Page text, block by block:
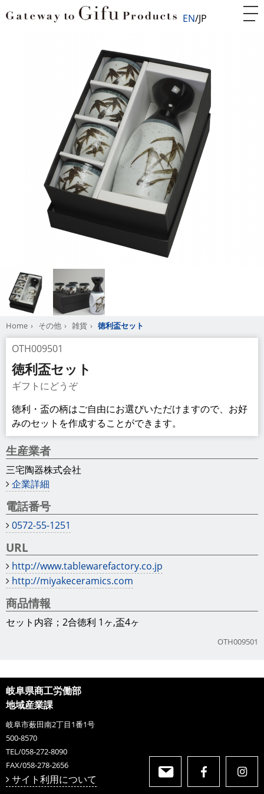
EN JP
Home その他 雑貨 徳利盃セット
OTH009501
徳利盃セット
ギフトにどうぞ
徳利・盃の柄はご自由にお選びいただけますので、お好
みのセットを作成することができます。
生産業者
三宅陶器株式会社
企業詳細
電話番号
0572-55-1251
URL
http://www.tablewarefactory.co.jp
http://miyakeceramics.com
商品情報
セット内容；2合徳利 1ヶ,盃4ヶ
OTH009501
岐阜県商工労働部
地域産業課
岐阜市薮田南2丁目1番1号
500-8570
TEL/058-272-8090
FAX/058-278-2656
サイト利用について